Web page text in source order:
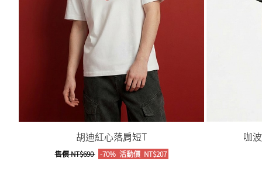
胡迪紅心落肩短T
售價NT$690 -70% 活動價NT$207
咖